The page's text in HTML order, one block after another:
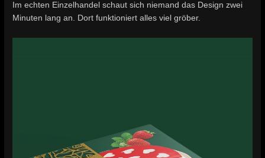
Im echten Einzelhandel schaut sich niemand das Design zwei
Minuten lang an. Dort funktioniert alles viel gröber.